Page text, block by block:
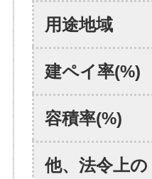
用途地域
建ペイ率(%)
容積率(%)
他、法令上の